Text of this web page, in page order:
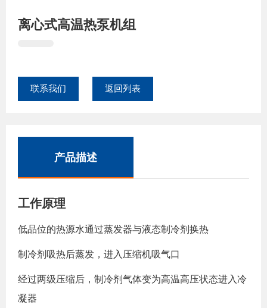
离心式高温热泵机组
联系我们 返回列表
产品描述
工作原理
低品位的热源水通过蒸发器与液态制冷剂换热
制冷剂吸热后蒸发，进入压缩机吸气口
经过两级压缩后，制冷剂气体变为高温高压状态进入冷
凝器